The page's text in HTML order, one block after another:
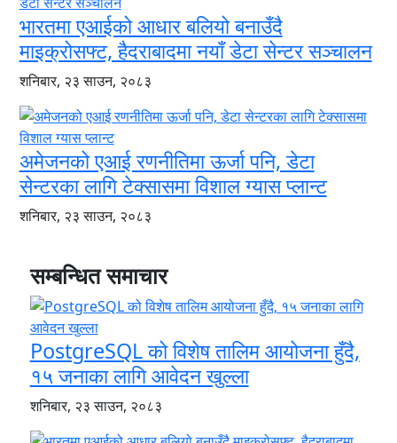
भारतमा एआईको आधार बलियो बनाउँदै
माइक्रोसफ्ट, हैदराबादमा नयाँ डेटा सेन्टर सञ्चालन
शनिबार, २३ साउन, २०८३
अमेजनको एआई रणनीतिमा ऊर्जा पनि, डेटा
सेन्टरका लागि टेक्सासमा विशाल ग्यास प्लान्ट
शनिबार, २३ साउन, २०८३
सम्बन्धित समाचार
PostgreSQL को विशेष तालिम आयोजना हुँदै,
१५ जनाका लागि आवेदन खुल्ला
शनिबार, २३ साउन, २०८३